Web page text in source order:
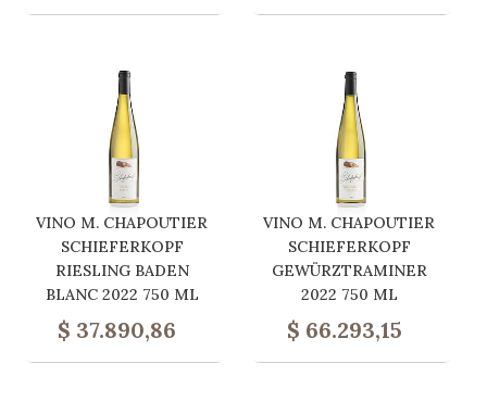
VINO M. CHAPOUTIER
SCHIEFERKOPF
RIESLING BADEN
BLANC 2022 750 ML
$ 37.890,86
VINO M. CHAPOUTIER
SCHIEFERKOPF
GEWÜRZTRAMINER
2022 750 ML
$ 66.293,15